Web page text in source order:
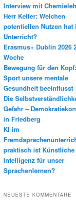
n
Interview mit
Herr Keller: Welchen
potentiellen Nutzen hat
Unterricht?
Erasmus+ Dublin 2026
Woche
Bewegung für den
Sport unsere mentale
Gesundheit beeinflusst
Die
Gefahr –
in Friedberg
KI im
praktisch ist Künstliche
Intelligenz für unser
Sprachenlernen?
NEUESTE KOMMENTARE